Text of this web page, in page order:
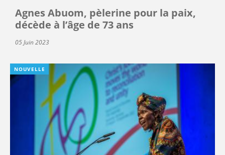
Agnes Abuom, pèlerine pour la paix,
décède à l’âge de 73 ans
05 Juin 2023
NOUVELLE